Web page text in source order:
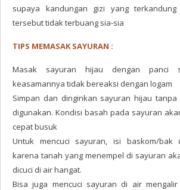
supaya kandungan gizi yang
tersebut tidak terbuang sia-sia
TIPS MEMASAK SAYURAN :
Masak sayuran hijau dengan panci
keasamannya tidak bereaksi dengan logam
Simpan dan dinginkan sayuran hijau
digunakan. Kondisi basah pada sayuran
cepat busuk
Untuk mencuci sayuran, isi baskom/bak
karena tanah yang menempel di sayuran
dicuci di air hangat.
Bisa juga mencuci sayuran di air